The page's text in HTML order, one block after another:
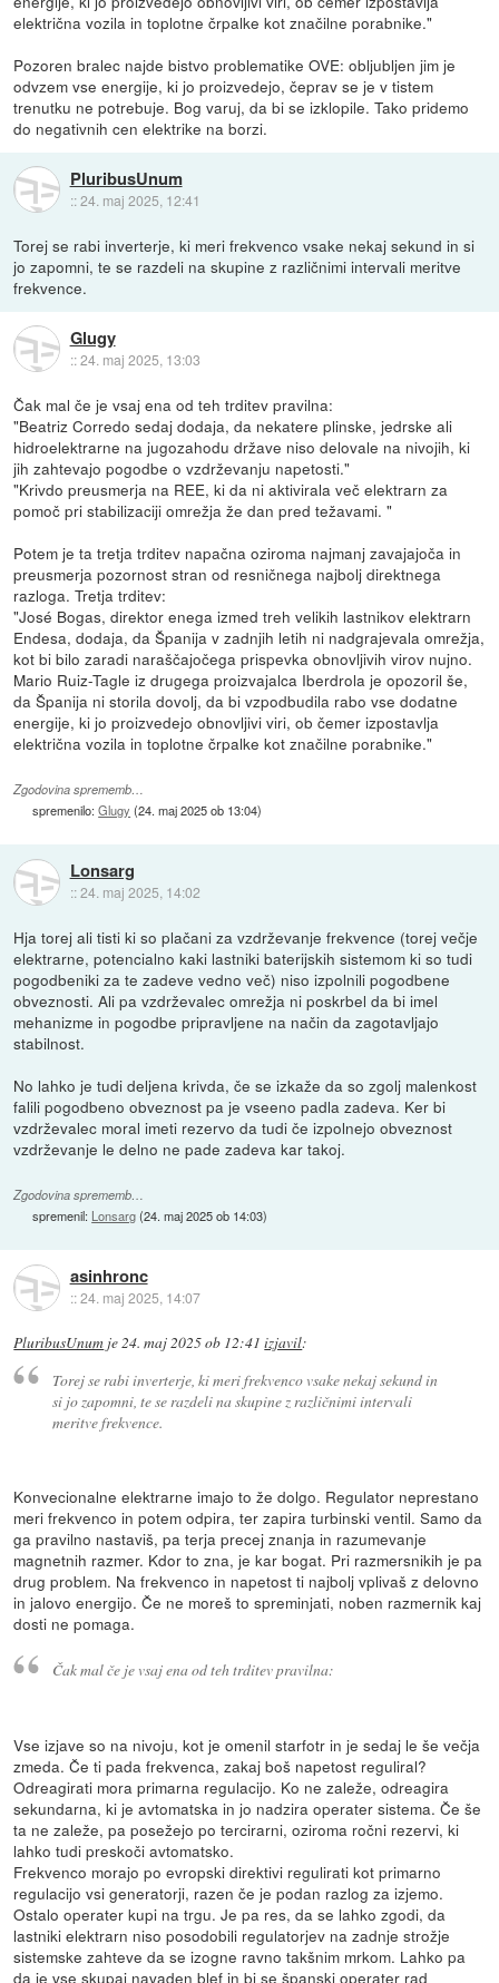
električna vozila in toplotne črpalke kot značilne porabnike."
Pozoren bralec najde bistvo problematike OVE: obljubljen jim je
odvzem vse energije, ki jo proizvedejo, čeprav se je v tistem
trenutku ne potrebuje. Bog varuj, da bi se izklopile. Tako pridemo
do negativnih cen elektrike na borzi.
PluribusUnum
::24. maj 2025, 12:41
Torej se rabi inverterje, ki meri frekvenco vsake nekaj sekund in si
jo zapomni, te se razdeli na skupine z različnimi intervali meritve
frekvence.
Glugy
::24. maj 2025, 13:03
Čak mal če je vsaj ena od teh trditev pravilna:
"Beatriz Corredo sedaj dodaja, da nekatere plinske, jedrske ali
hidroelektrarne na jugozahodu države niso delovale na nivojih, ki
jih zahtevajo pogodbe o vzdrževanju napetosti."
"Krivdo preusmerja na REE, ki da ni aktivirala več elektrarn za
pomoč pri stabilizaciji omrežja že dan pred težavami. "
Potem je ta tretja trditev napačna oziroma najmanj zavajajoča in
preusmerja pozornost stran od resničnega najbolj direktnega
razloga. Tretja trditev:
"José Bogas, direktor enega izmed treh velikih lastnikov elektrarn
Endesa, dodaja, da Španija v zadnjih letih ni nadgrajevala omrežja,
kot bi bilo zaradi naraščajočega prispevka obnovljivih virov nujno.
Mario Ruiz-Tagle iz drugega proizvajalca Iberdrola je opozoril še,
da Španija ni storila dovolj, da bi vzpodbudila rabo vse dodatne
energije, ki jo proizvedejo obnovljivi viri, ob čemer izpostavlja
električna vozila in toplotne črpalke kot značilne porabnike."
Zgodovina sprememb…
spremenilo:Glugy (24. maj 2025 ob 13:04)
Lonsarg
::24. maj 2025, 14:02
Hja torej ali tisti ki so plačani za vzdrževanje frekvence (torej večje
elektrarne, potencialno kaki lastniki baterijskih sistemom ki so tudi
pogodbeniki za te zadeve vedno več) niso izpolnili pogodbene
obveznosti. Ali pa vzdrževalec omrežja ni poskrbel da bi imel
mehanizme in pogodbe pripravljene na način da zagotavljajo
stabilnost.
No lahko je tudi deljena krivda, če se izkaže da so zgolj malenkost
falili pogodbeno obveznost pa je vseeno padla zadeva. Ker bi
vzdrževalec moral imeti rezervo da tudi če izpolnejo obveznost
vzdrževanje le delno ne pade zadeva kar takoj.
Zgodovina sprememb…
spremenil: Lonsarg(24. maj 2025 ob 14:03)
asinhronc
::24. maj 2025, 14:07
PluribusUnum je24. maj 2025 ob 12:41 izjavil:
Torej se rabi inverterje, ki meri frekvenco vsake nekaj sekund in
si jo zapomni, te se razdeli na skupine z različnimi intervali
meritve frekvence.
Konvecionalne elektrarne imajo to že dolgo. Regulator neprestano
meri frekvenco in potem odpira, ter zapira turbinski ventil. Samo da
ga pravilno nastaviš, pa terja precej znanja in razumevanje
magnetnih razmer. Kdor to zna, je kar bogat. Pri razmersnikih je pa
drug problem. Na frekvenco in napetost ti najbolj vplivaš z delovno
in jalovo energijo. Če ne moreš to spreminjati, noben razmernik kaj
dosti ne pomaga.
Čak mal če je vsaj ena od teh trditev pravilna:
Vse izjave so na nivoju, kot je omenil starfotr in je sedaj le še večja
zmeda. Če ti pada frekvenca, zakaj boš napetost reguliral?
Odreagirati mora primarna regulacijo. Ko ne zaleže, odreagira
sekundarna, ki je avtomatska in jo nadzira operater sistema. Če še
ta ne zaleže, pa posežejo po tercirarni, oziroma ročni rezervi, ki
lahko tudi preskoči avtomatsko.
Frekvenco morajo po evropski direktivi regulirati kot primarno
regulacijo vsi generatorji, razen če je podan razlog za izjemo.
Ostalo operater kupi na trgu. Je pa res, da se lahko zgodi, da
lastniki elektrarn niso posodobili regulatorjev na zadnje strožje
sistemske zahteve da se izogne ravno takšnim mrkom. Lahko pa
da je vse skupaj navaden blef in bi se španski operater rad